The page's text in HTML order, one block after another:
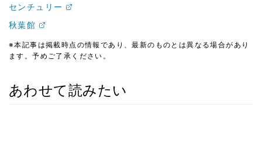
センチュリー
秋葉館
※本記事は掲載時点の情報であり、最新のものとは異なる場合があり
ます。予めご了承ください。
あわせて読みたい